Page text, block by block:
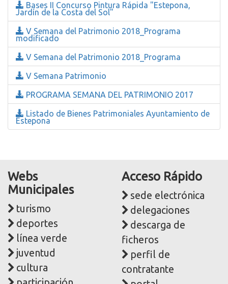
Bases II Concurso Pintura Rápida "Estepona,
Jardín de la Costa del Sol"
V Semana del Patrimonio 2018_Programa
modificado
V Semana del Patrimonio 2018_Programa
V Semana Patrimonio
PROGRAMA SEMANA DEL PATRIMONIO 2017
Listado de Bienes Patrimoniales Ayuntamiento de
Estepona
Webs
Municipales
turismo
deportes
línea verde
juventud
cultura
Acceso Rápido
sede electrónica
delegaciones
descarga de
ficheros
perfil de
contratante